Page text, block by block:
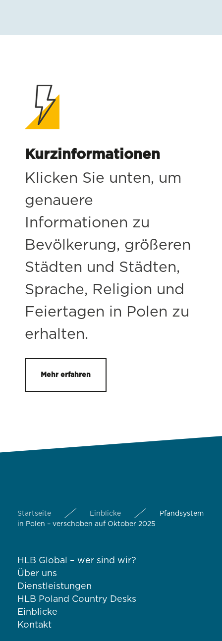
Kurzinformationen
Klicken Sie unten, um
genauere
Informationen zu
Bevölkerung, größeren
Städten und Städten,
Sprache, Religion und
Feiertagen in Polen zu
erhalten.
Mehr erfahren
Startseite Einblicke
Pfandsystem
in Polen – verschoben auf Oktober 2025
HLB Global – wer sind wir?
Über uns
Dienstleistungen
HLB Poland Country Desks
Einblicke
Kontakt